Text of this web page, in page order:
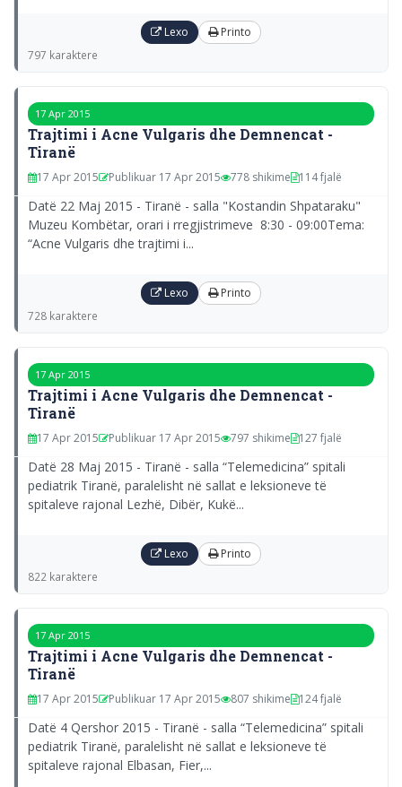
Lexo Printo
797 karaktere
17 Apr 2015
Trajtimi i Acne Vulgaris dhe Demnencat -
Tiranë
17 Apr 2015 Publikuar 17 Apr 2015 778 shikime 114 fjalë
Datë 22 Maj 2015 - Tiranë - salla "Kostandin Shpataraku"
Muzeu Kombëtar, orari i rregjistrimeve 8:30 - 09:00Tema:
“Acne Vulgaris dhe trajtimi i...
Lexo Printo
728 karaktere
17 Apr 2015
Trajtimi i Acne Vulgaris dhe Demnencat -
Tiranë
17 Apr 2015 Publikuar 17 Apr 2015 797 shikime 127 fjalë
Datë 28 Maj 2015 - Tiranë - salla “Telemedicina” spitali
pediatrik Tiranë, paralelisht në sallat e leksioneve të
spitaleve rajonal Lezhë, Dibër, Kukë...
Lexo Printo
822 karaktere
17 Apr 2015
Trajtimi i Acne Vulgaris dhe Demnencat -
Tiranë
17 Apr 2015 Publikuar 17 Apr 2015 807 shikime 124 fjalë
Datë 4 Qershor 2015 - Tiranë - salla “Telemedicina” spitali
pediatrik Tiranë, paralelisht në sallat e leksioneve të
spitaleve rajonal Elbasan, Fier,...